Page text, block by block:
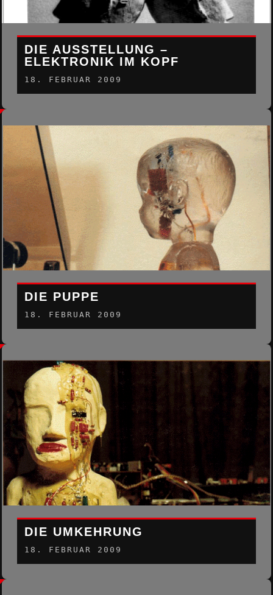
DIE AUSSTELLUNG –
ELEKTRONIK IM KOPF
18. FEBRUAR 2009
DIE PUPPE
18. FEBRUAR 2009
DIE UMKEHRUNG
18. FEBRUAR 2009